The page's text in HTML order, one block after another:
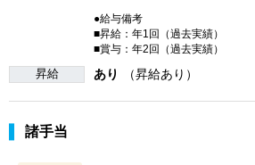
●給与備考
■昇給：年1回（過去実績）
■賞与：年2回（過去実績）
昇給 あり （昇給あり）
諸手当